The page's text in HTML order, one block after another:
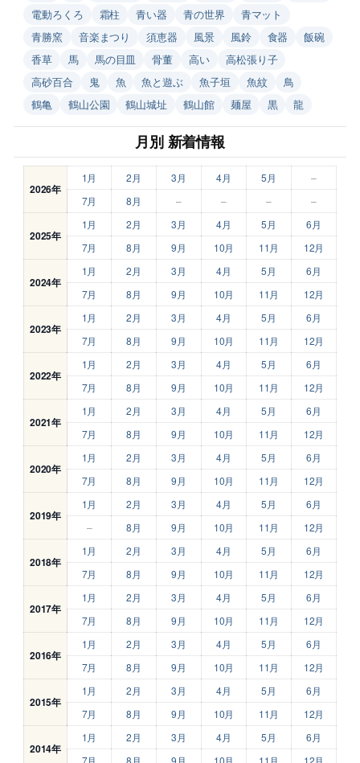
電動ろくろ
霜柱 青い器 青の世界
青マット
青勝窯
音楽まつり 須恵器 風景 風鈴 食器
飯碗
香草
馬 馬の目皿 骨董 高い
高松張り子
高砂百合
鬼 魚 魚と遊ぶ 魚子垣 魚紋
鳥
鶴亀
鶴山公園 鶴山城址 鶴山館 麺屋 黒 龍
月別 新着情報
2026年
1月 2月 3月 4月 5月
–
7月
8月 – – – –
2025年
1月 2月 3月 4月 5月
6月
7月
8月 9月 10月 11月 12月
2024年
1月 2月 3月 4月 5月
6月
7月
8月 9月 10月 11月 12月
2023年
1月 2月 3月 4月 5月
6月
7月
8月 9月 10月 11月 12月
2022年
1月 2月 3月 4月 5月
6月
7月
8月 9月 10月 11月 12月
2021年
1月 2月 3月 4月 5月
6月
7月
8月 9月 10月 11月 12月
2020年
1月 2月 3月 4月 5月
6月
7月
8月 9月 10月 11月 12月
2019年
1月 2月 3月 4月 5月
6月
–
8月 9月 10月 11月 12月
2018年
1月 2月 3月 4月 5月
6月
7月
8月 9月 10月 11月 12月
2017年
1月 2月 3月 4月 5月
6月
7月
8月 9月 10月 11月 12月
2016年
1月 2月 3月 4月 5月
6月
7月
8月 9月 10月 11月 12月
2015年
1月 2月 3月 4月 5月
6月
7月
8月 9月 10月 11月 12月
2014年
1月 2月 3月 4月 5月
6月
7月
8月 9月 10月 11月 12月